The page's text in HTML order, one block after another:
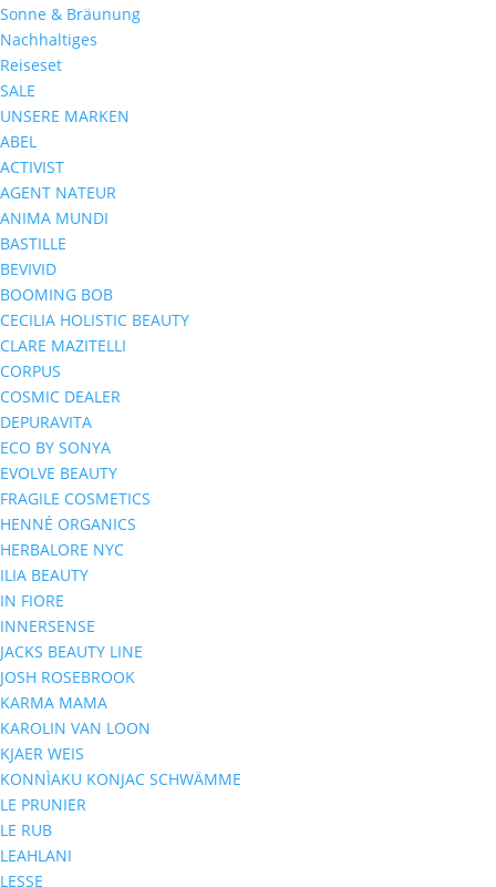
Sonne & Bräunung
Nachhaltiges
Reiseset
SALE
UNSERE MARKEN
ABEL
ACTIVIST
AGENT NATEUR
ANIMA MUNDI
BASTILLE
BEVIVID
BOOMING BOB
CECILIA HOLISTIC BEAUTY
CLARE MAZITELLI
CORPUS
COSMIC DEALER
DEPURAVITA
ECO BY SONYA
EVOLVE BEAUTY
FRAGILE COSMETICS
HENNÉ ORGANICS
HERBALORE NYC
ILIA BEAUTY
IN FIORE
INNERSENSE
JACKS BEAUTY LINE
JOSH ROSEBROOK
KARMA MAMA
KAROLIN VAN LOON
KJAER WEIS
KONNÌAKU KONJAC SCHWÄMME
LE PRUNIER
LE RUB
LEAHLANI
LESSE